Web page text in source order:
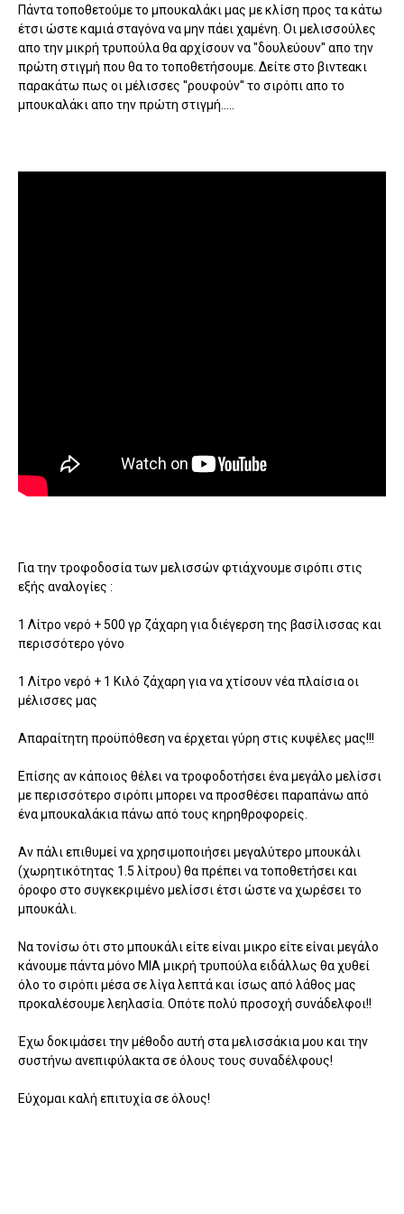
Πάντα τοποθετούμε το μπουκαλάκι μας με κλίση προς τα κάτω
έτσι ώστε καμιά σταγόνα να μην πάει χαμένη. Οι μελισσούλες
απο την μικρή τρυπούλα θα αρχίσουν να ''δουλεύουν'' απο την
πρώτη στιγμή που θα το τοποθετήσουμε. Δείτε στο βιντεακι
παρακάτω πως οι μέλισσες ''ρουφούν'' το σιρόπι απο το
μπουκαλάκι απο την πρώτη στιγμή.....
Για την τροφοδοσία των μελισσών φτιάχνουμε σιρόπι στις
εξής αναλογίες :
1 Λίτρο νερό + 500 γρ ζάχαρη για διέγερση της βασίλισσας και
περισσότερο γόνο
1 Λίτρο νερό + 1 Κιλό ζάχαρη για να χτίσουν νέα πλαίσια οι
μέλισσες μας
Απαραίτητη προϋπόθεση να έρχεται γύρη στις κυψέλες μας!!!
Επίσης αν κάποιος θέλει να τροφοδοτήσει ένα μεγάλο μελίσσι
με περισσότερο σιρόπι μπορει να προσθέσει παραπάνω από
ένα μπουκαλάκια πάνω από τους κηρηθροφορείς.
Αν πάλι επιθυμεί να χρησιμοποιήσει μεγαλύτερο μπουκάλι
(χωρητικότητας 1.5 λίτρου) θα πρέπει να τοποθετήσει και
όροφο στο συγκεκριμένο μελίσσι έτσι ώστε να χωρέσει το
μπουκάλι.
Να τονίσω ότι στο μπουκάλι είτε είναι μικρο είτε είναι μεγάλο
κάνουμε πάντα μόνο ΜΙΑ μικρή τρυπούλα ειδάλλως θα χυθεί
όλο το σιρόπι μέσα σε λίγα λεπτά και ίσως από λάθος μας
προκαλέσουμε λεηλασία. Οπότε πολύ προσοχή συνάδελφοι!!
Έχω δοκιμάσει την μέθοδο αυτή στα μελισσάκια μου και την
συστήνω ανεπιφύλακτα σε όλους τους συναδέλφους!
Εύχομαι καλή επιτυχία σε όλους!